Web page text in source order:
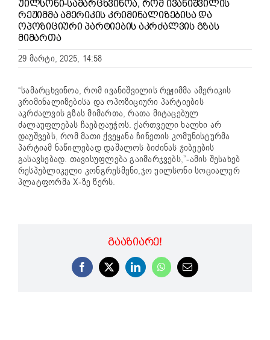
ᲣᲘᲚᲡᲝᲜᲘ-ᲡᲐᲛᲐᲠᲪᲮᲕᲘᲜᲝᲐ, ᲠᲝᲛ ᲘᲕᲐᲜᲘᲨᲕᲘᲚᲘᲡ
ᲠᲔᲟᲘᲛᲛᲐ ᲐᲛᲔᲠᲘᲙᲘᲡ ᲙᲠᲘᲛᲘᲜᲐᲚᲘᲖᲔᲑᲘᲡᲐ ᲓᲐ
ᲝᲞᲝᲖᲘᲪᲘᲣᲠᲘ ᲞᲐᲠᲢᲘᲔᲑᲘᲡ ᲐᲙᲠᲫᲐᲚᲕᲘᲡ ᲒᲖᲐᲡ
ᲛᲘᲛᲐᲠᲗᲐ
29 მარტი, 2025, 14:58
“სამარცხვინოა, რომ ივანიშვილის რეჟიმმა ამერიკის
კრიმინალიზებისა და ოპოზიციური პარტიების
აკრძალვის გზას მიმართა, რათა მიტაცებულ
ძალაუფლებას ჩაებღაუჭოს. ქართველი ხალხი არ
დაუშვებს, რომ მათი ქვეყანა ჩინეთის კომუნისტურმა
პარტიამ ნაწილებად დაშალოს ბიძინას ჯიბეების
გასავსებად. თავისუფლება გაიმარჯვებს,”-ამის შესახებ
რესპუბლიკელი კონგრესმენი,ჯო უილსონი სოციალურ
პლატფორმა X-ზე წერს.
ᲒᲐᲐᲖᲘᲐᲠᲔ!
Facebook
X LinkedInWhatsApp
Email